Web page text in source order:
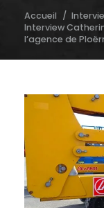
Accueil /
Interview
l’agence de